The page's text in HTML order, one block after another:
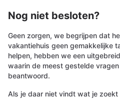
Nog niet besloten?
Geen zorgen, we begrijpen dat
vakantiehuis geen gemakkelijke
helpen, hebben we een
waarin de meest gestelde
beantwoord.
Als je daar niet vindt wat je